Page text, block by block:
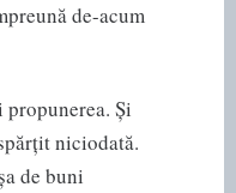
de-acum
Și
niciodată.
de buni